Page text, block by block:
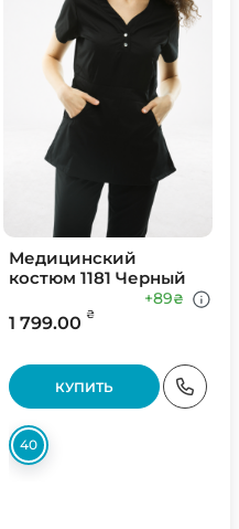
50
Медицинский
костюм 1181 Черный
1 799.00 ₴
+89₴
КУПИТЬ
40